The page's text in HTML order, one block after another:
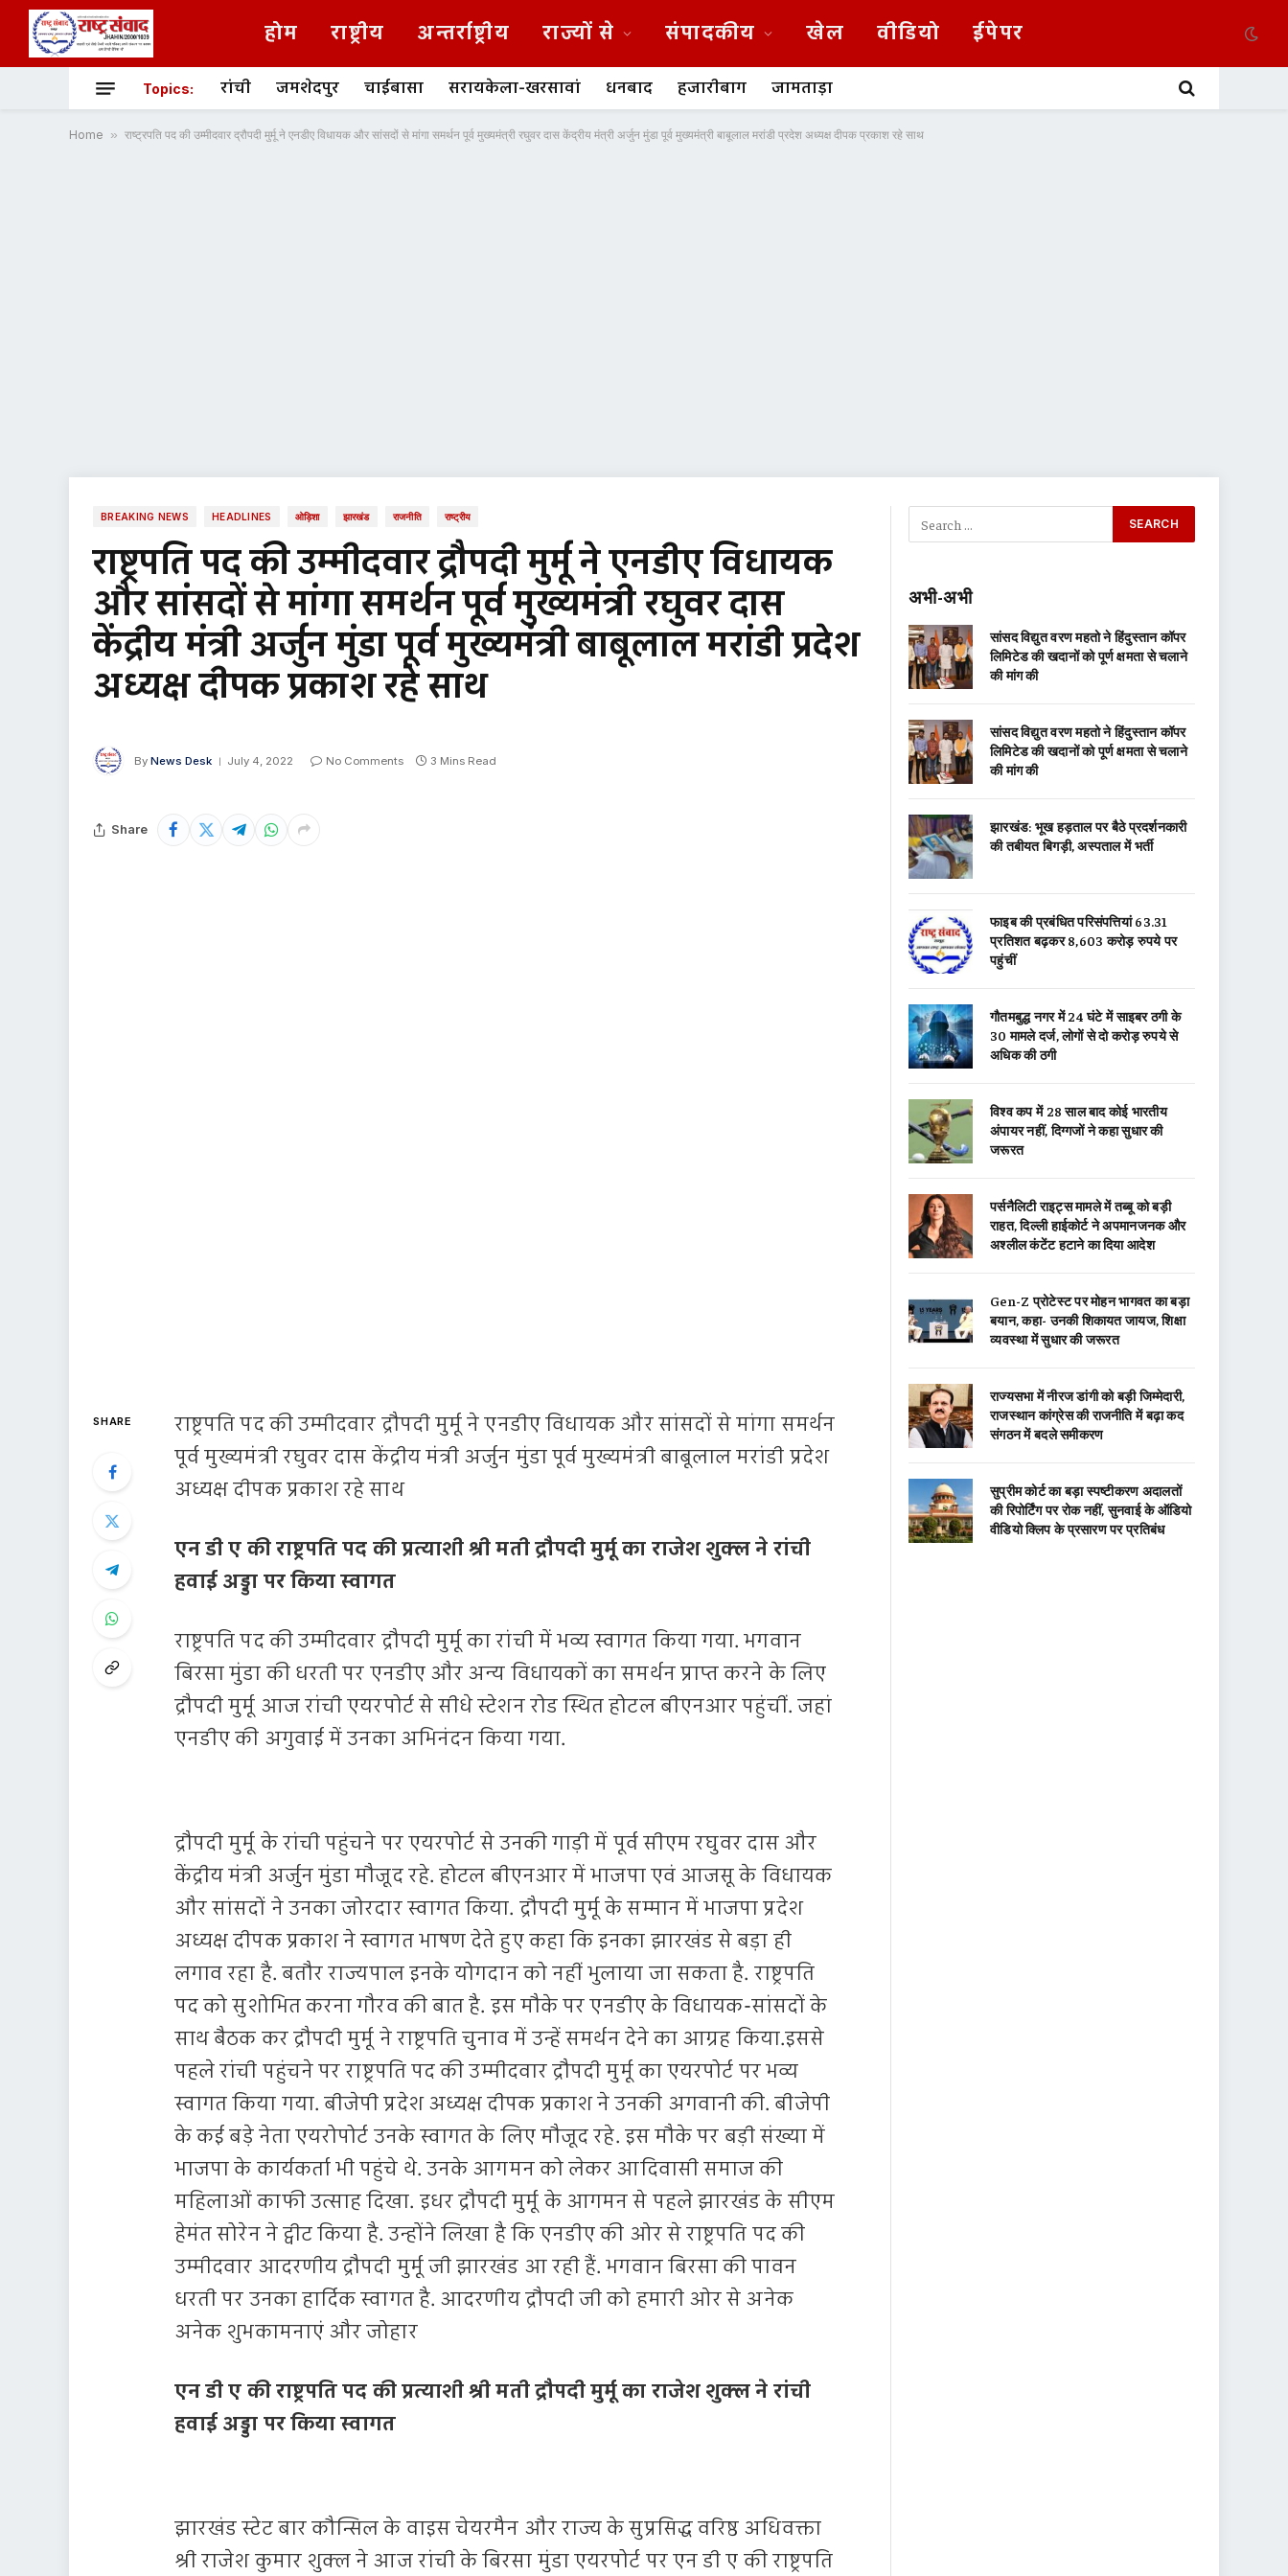
होम राष्ट्रीय अन्तर्राष्ट्रीय राज्यों से संपादकीय खेल वीडियो ईपेपर
Topics: रांची जमशेदपुर चाईबासा सरायकेला-खरसावां धनबाद हजारीबाग जामताड़ा
Home » राष्ट्रपति पद की उम्मीदवार द्रौपदी मुर्मू ने एनडीए विधायक और सांसदों से मांगा समर्थन पूर्व मुख्यमंत्री रघुवर दास केंद्रीय मंत्री अर्जुन मुंडा पूर्व मुख्यमंत्री बाबूलाल मरांडी प्रदेश अध्यक्ष दीपक प्रकाश रहे साथ
BREAKING NEWS HEADLINES ओड़िशा झारखंड राजनीति राष्ट्रीय
राष्ट्रपति पद की उम्मीदवार द्रौपदी मुर्मू ने एनडीए विधायक
और सांसदों से मांगा समर्थन पूर्व मुख्यमंत्री रघुवर दास
केंद्रीय मंत्री अर्जुन मुंडा पूर्व मुख्यमंत्री बाबूलाल मरांडी प्रदेश
अध्यक्ष दीपक प्रकाश रहे साथ
By News Desk July 4, 2022 No Comments 3 Mins Read
Share
SHARE
राष्ट्रपति पद की उम्मीदवार द्रौपदी मुर्मू ने एनडीए विधायक और सांसदों से मांगा समर्थन
पूर्व मुख्यमंत्री रघुवर दास केंद्रीय मंत्री अर्जुन मुंडा पूर्व मुख्यमंत्री बाबूलाल मरांडी प्रदेश
अध्यक्ष दीपक प्रकाश रहे साथ
एन डी ए की राष्ट्रपति पद की प्रत्याशी श्री मती द्रौपदी मुर्मू का राजेश शुक्ल ने रांची
हवाई अड्डा पर किया स्वागत
राष्ट्रपति पद की उम्मीदवार द्रौपदी मुर्मू का रांची में भव्य स्वागत किया गया. भगवान
बिरसा मुंडा की धरती पर एनडीए और अन्य विधायकों का समर्थन प्राप्त करने के लिए
द्रौपदी मुर्मू आज रांची एयरपोर्ट से सीधे स्टेशन रोड स्थित होटल बीएनआर पहुंचीं. जहां
एनडीए की अगुवाई में उनका अभिनंदन किया गया.
द्रौपदी मुर्मू के रांची पहुंचने पर एयरपोर्ट से उनकी गाड़ी में पूर्व सीएम रघुवर दास और
केंद्रीय मंत्री अर्जुन मुंडा मौजूद रहे. होटल बीएनआर में भाजपा एवं आजसू के विधायक
और सांसदों ने उनका जोरदार स्वागत किया. द्रौपदी मुर्मू के सम्मान में भाजपा प्रदेश
अध्यक्ष दीपक प्रकाश ने स्वागत भाषण देते हुए कहा कि इनका झारखंड से बड़ा ही
लगाव रहा है. बतौर राज्यपाल इनके योगदान को नहीं भुलाया जा सकता है. राष्ट्रपति
पद को सुशोभित करना गौरव की बात है. इस मौके पर एनडीए के विधायक-सांसदों के
साथ बैठक कर द्रौपदी मुर्मू ने राष्ट्रपति चुनाव में उन्हें समर्थन देने का आग्रह किया.इससे
पहले रांची पहुंचने पर राष्ट्रपति पद की उम्मीदवार द्रौपदी मुर्मू का एयरपोर्ट पर भव्य
स्वागत किया गया. बीजेपी प्रदेश अध्यक्ष दीपक प्रकाश ने उनकी अगवानी की. बीजेपी
के कई बड़े नेता एयरोपोर्ट उनके स्वागत के लिए मौजूद रहे. इस मौके पर बड़ी संख्या में
भाजपा के कार्यकर्ता भी पहुंचे थे. उनके आगमन को लेकर आदिवासी समाज की
महिलाओं काफी उत्साह दिखा. इधर द्रौपदी मुर्मू के आगमन से पहले झारखंड के सीएम
हेमंत सोरेन ने ट्वीट किया है. उन्होंने लिखा है कि एनडीए की ओर से राष्ट्रपति पद की
उम्मीदवार आदरणीय द्रौपदी मुर्मू जी झारखंड आ रही हैं. भगवान बिरसा की पावन
धरती पर उनका हार्दिक स्वागत है. आदरणीय द्रौपदी जी को हमारी ओर से अनेक
अनेक शुभकामनाएं और जोहार
एन डी ए की राष्ट्रपति पद की प्रत्याशी श्री मती द्रौपदी मुर्मू का राजेश शुक्ल ने रांची
हवाई अड्डा पर किया स्वागत
झारखंड स्टेट बार कौन्सिल के वाइस चेयरमैन और राज्य के सुप्रसिद्ध वरिष्ठ अधिवक्ता
श्री राजेश कुमार शुक्ल ने आज रांची के बिरसा मुंडा एयरपोर्ट पर एन डी ए की राष्ट्रपति
अभी-अभी
सांसद विद्युत वरण महतो ने हिंदुस्तान कॉपर
लिमिटेड की खदानों को पूर्ण क्षमता से चलाने
की मांग की
सांसद विद्युत वरण महतो ने हिंदुस्तान कॉपर
लिमिटेड की खदानों को पूर्ण क्षमता से चलाने
की मांग की
झारखंड: भूख हड़ताल पर बैठे प्रदर्शनकारी
की तबीयत बिगड़ी, अस्पताल में भर्ती
फाइब की प्रबंधित परिसंपत्तियां 63.31
प्रतिशत बढ़कर 8,603 करोड़ रुपये पर
पहुंचीं
गौतमबुद्ध नगर में 24 घंटे में साइबर ठगी के
30 मामले दर्ज, लोगों से दो करोड़ रुपये से
अधिक की ठगी
विश्व कप में 28 साल बाद कोई भारतीय
अंपायर नहीं, दिग्गजों ने कहा सुधार की
जरूरत
पर्सनैलिटी राइट्स मामले में तब्बू को बड़ी
राहत, दिल्ली हाईकोर्ट ने अपमानजनक और
अश्लील कंटेंट हटाने का दिया आदेश
Gen-Z प्रोटेस्ट पर मोहन भागवत का बड़ा
बयान, कहा- उनकी शिकायत जायज, शिक्षा
व्यवस्था में सुधार की जरूरत
राज्यसभा में नीरज डांगी को बड़ी जिम्मेदारी,
राजस्थान कांग्रेस की राजनीति में बढ़ा कद
संगठन में बदले समीकरण
सुप्रीम कोर्ट का बड़ा स्पष्टीकरण अदालतों
की रिपोर्टिंग पर रोक नहीं, सुनवाई के ऑडियो
वीडियो क्लिप के प्रसारण पर प्रतिबंध